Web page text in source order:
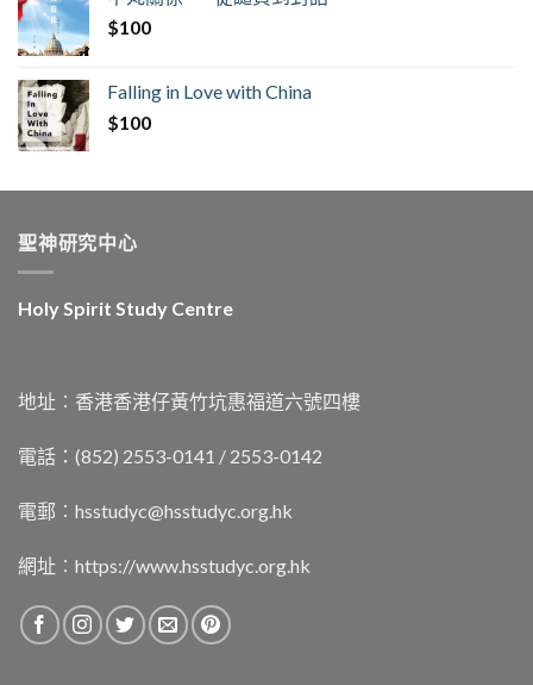
$100
Falling in Love with China
$100
聖神研究中心
Holy Spirit Study Centre
地址︰香港香港仔黃竹坑惠福道六號四樓
電話：(852) 2553-0141 / 2553-0142
電郵︰ hsstudyc@hsstudyc.org.hk
網址︰ https://www.hsstudyc.org.hk